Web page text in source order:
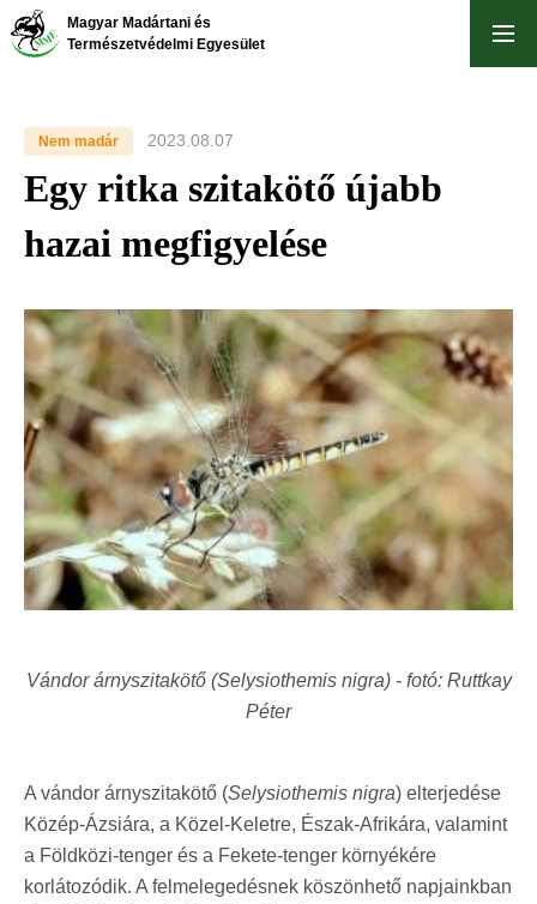
Ugrás
Magyar Madártani és
Természetvédelmi Egyesület
Nem madár 2023.08.07
Egy ritka szitakötő újabb
hazai megfigyelése
Vándor árnyszitakötő (Selysiothemis nigra) - fotó: Ruttkay
Péter
A vándor árnyszitakötő (Selysiothemis nigra) elterjedése
Közép-Ázsiára, a Közel-Keletre, Észak-Afrikára, valamint
a Földközi-tenger és a Fekete-tenger környékére
korlátozódik. A felmelegedésnek köszönhető napjainkban